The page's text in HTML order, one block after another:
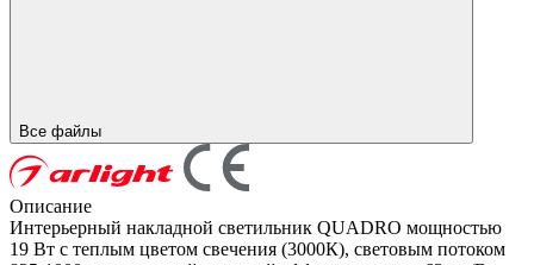
Все файлы
Описание
Интерьерный накладной светильник QUADRO мощностью
19 Вт с теплым цветом свечения (3000К), световым потоком